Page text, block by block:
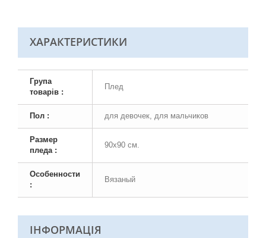
ХАРАКТЕРИСТИКИ
Група
товарів :
Плед
Пол : для девочек, для мальчиков
Размер
пледа :
90х90 см.
Особенности
:
Вязаный
ІНФОРМАЦІЯ